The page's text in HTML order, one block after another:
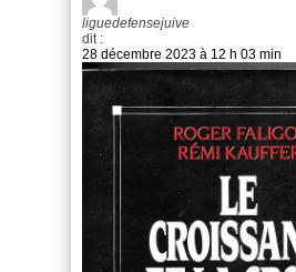
liguedefensejuive
dit :
28 décembre 2023 à 12 h 03 min